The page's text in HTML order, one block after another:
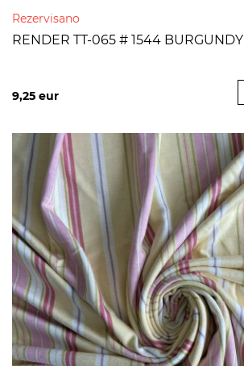
Rezervisano
RENDER TT-065 # 1544 BURGUNDY
9,25 eur